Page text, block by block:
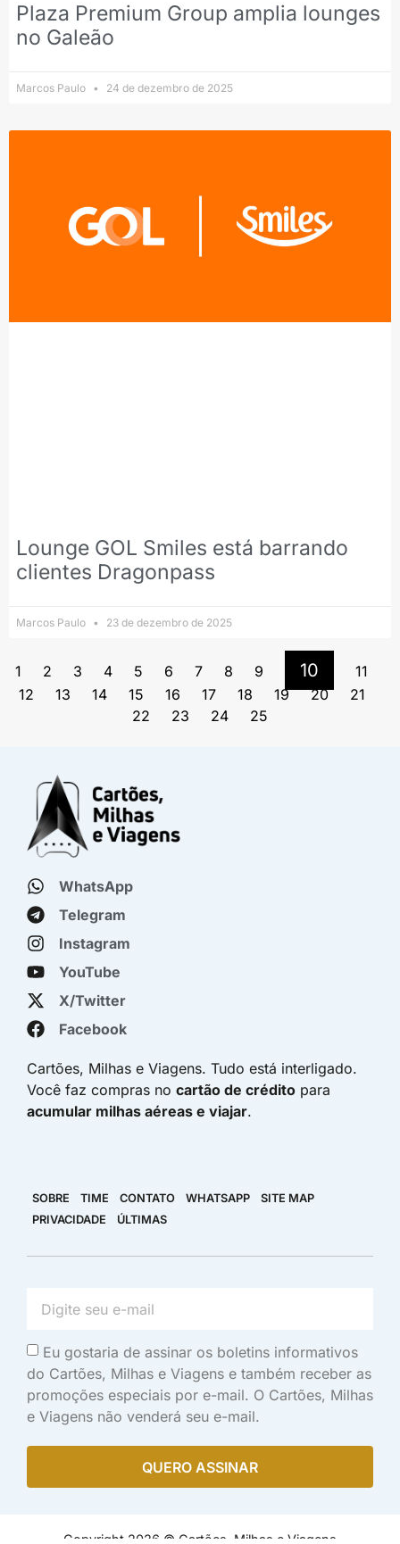
Plaza Premium Group amplia lounges
no Galeão
Marcos Paulo 24 de dezembro de 2025
Lounge GOL Smiles está barrando
clientes Dragonpass
Marcos Paulo 23 de dezembro de 2025
1 2 3 4 5 6 7 8 9 10
11
12
13 14 15 16 17 18 19 20
21
22
23 24 25
WhatsApp
Telegram
Instagram
YouTube
X/Twitter
Facebook
Cartões, Milhas e Viagens. Tudo está interligado.
Você faz compras no cartão de crédito para
acumular milhas aéreas e viajar.
SOBRE TIME CONTATO WHATSAPP
SITE MAP
PRIVACIDADE
ÚLTIMAS
Eu gostaria de assinar os boletins informativos
do Cartões, Milhas e Viagens e também receber as
promoções especiais por e-mail. O Cartões, Milhas
e Viagens não venderá seu e-mail.
QUERO ASSINAR
Copyright 2026 © Cartões, Milhas e Viagens